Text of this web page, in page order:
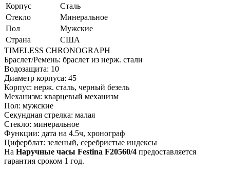
Корпус
Сталь
Стекло
Минеральное
Пол
Мужские
Страна
США
TIMELESS CHRONOGRAPH
Браслет/Ремень: браслет из нерж. стали
Водозащита: 10
Диаметр корпуса: 45
Корпус: нерж. сталь, черный безель
Механизм: кварцевый механизм
Пол: мужские
Секундная стрелка: малая
Стекло: минеральное
Функции: дата на 4.5ч, хронограф
Циферблат: зеленый, серебристые индексы
На Наручные часы Festina F20560/4 предоставляется
гарантия сроком 1 год.